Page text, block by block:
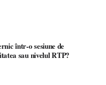
într-o sesiune de
sau nivelul RTP?